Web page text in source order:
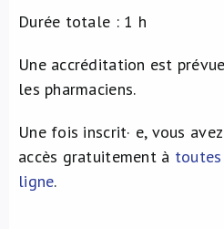
Durée totale : 1 h
Une accréditation est
les pharmaciens.
Une fois inscrit· e, vous avez
accès gratuitement à
ligne.